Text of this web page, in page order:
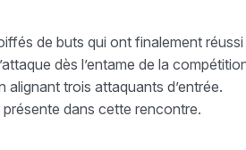
de buts qui ont finalement réussi
dès l’entame de la
alignant trois attaquants d’entrée.
dans cette rencontre.